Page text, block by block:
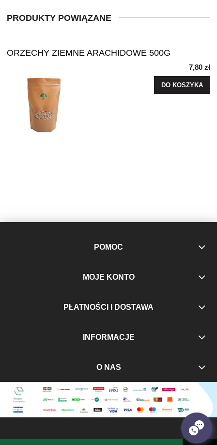
PRODUKTY POWIĄZANE
ORZECHY ZIEMNE ARACHIDOWE 500G
7,80 zł
DO KOSZYKA
POMOC
MOJE KONTO
PŁATNOŚCI I DOSTAWA
INFORMACJE
O NAS